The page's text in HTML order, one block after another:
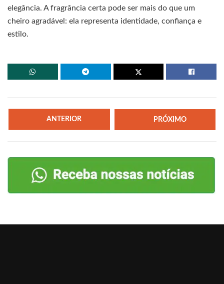
elegância. A fragrância certa pode ser mais do que um
cheiro agradável: ela representa identidade, confiança e
estilo.
ANTERIOR PRÓXIMO